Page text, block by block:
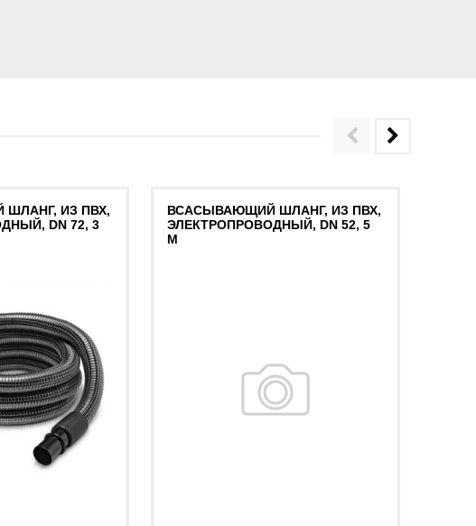
ИЗ ПВХ,
DN 72, 3
ВСАСЫВАЮЩИЙ ШЛАНГ, ИЗ ПВХ,
ЭЛЕКТРОПРОВОДНЫЙ, DN 52, 5
М